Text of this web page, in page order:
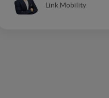
Link Mobility